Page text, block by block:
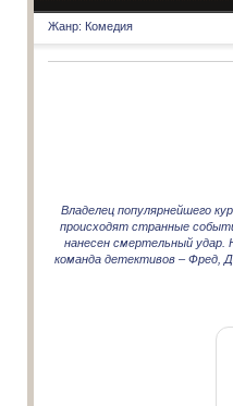
Жанр: Комедия
Владелец популярнейшего
происходят странные
нанесен смертельный
команда детективов – Фред,